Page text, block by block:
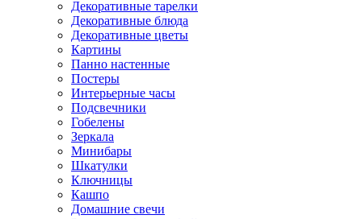
Декоративные тарелки
Декоративные блюда
Декоративные цветы
Картины
Панно настенные
Постеры
Интерьерные часы
Подсвечники
Гобелены
Зеркала
Минибары
Шкатулки
Ключницы
Кашпо
Домашние свечи